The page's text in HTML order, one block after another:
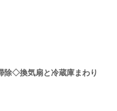
除◇換気扇と冷蔵庫まわり